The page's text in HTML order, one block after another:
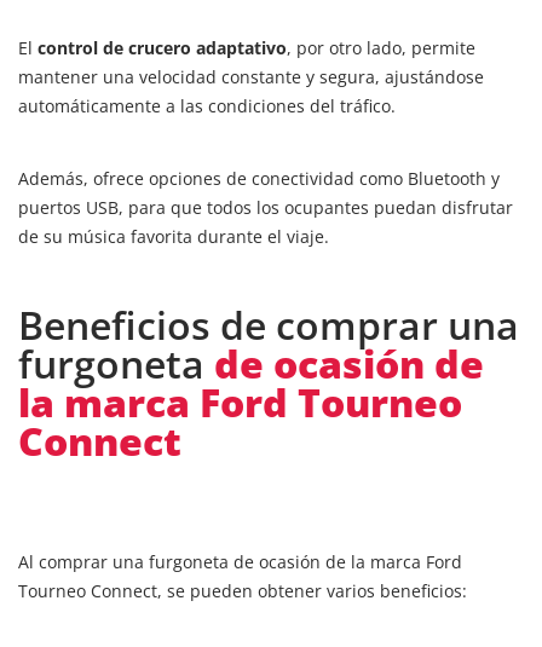
El control de crucero adaptativo, por otro lado, permite
mantener una velocidad constante y segura, ajustándose
automáticamente a las condiciones del tráfico.
Además, ofrece opciones de conectividad como Bluetooth y
puertos USB, para que todos los ocupantes puedan disfrutar
de su música favorita durante el viaje.
Beneficios de comprar una
furgoneta de ocasión de
la marca Ford Tourneo
Connect
Al comprar una furgoneta de ocasión de la marca Ford
Tourneo Connect, se pueden obtener varios beneficios: